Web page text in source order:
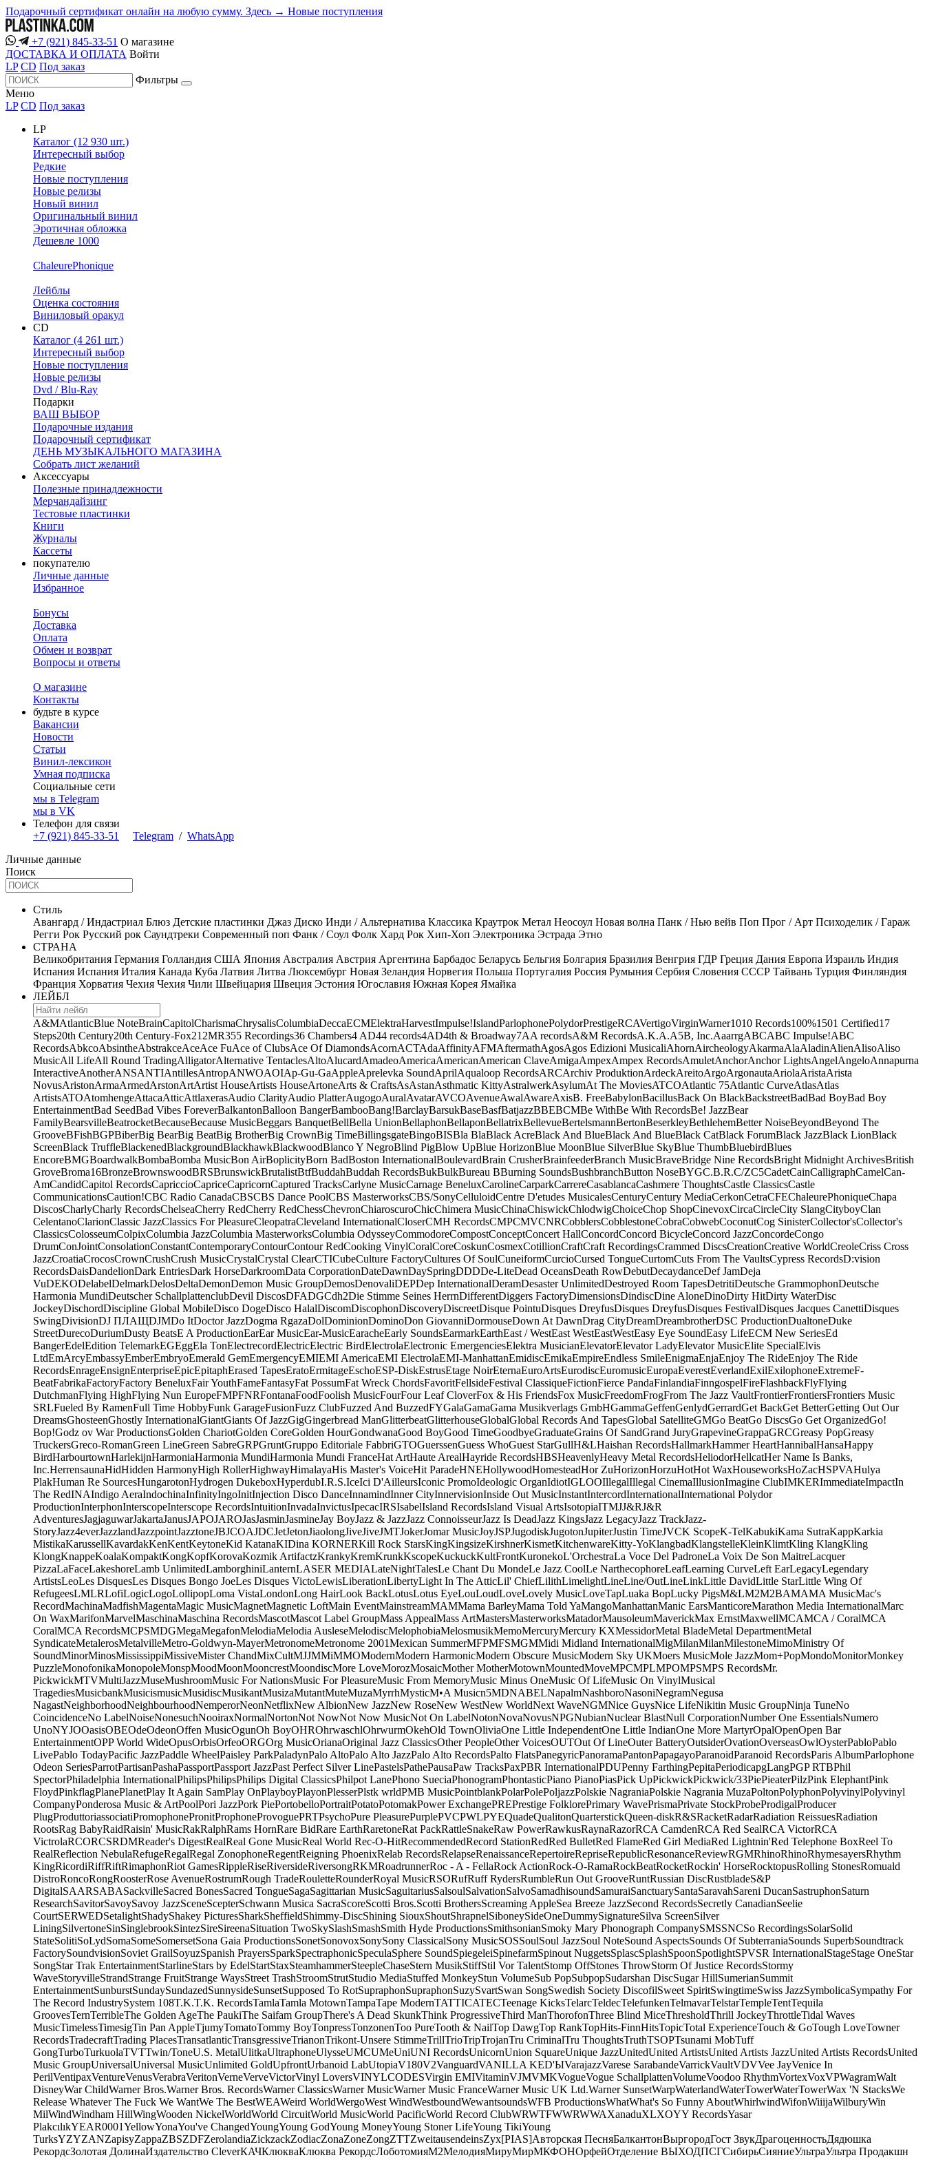
Подарочный сертификат онлайн на любую сумму. Здесь → Новые поступления
+7 (921) 845-33-51 О магазине
ДОСТАВКА И ОПЛАТА Войти
LP CD Под заказ
Фильтры
Меню
LP CD Под заказ
LP
Каталог (12 930 шт.)
Интересный выбор
Редкие
Новые поступления
Новые релизы
Новый винил
Оригинальный винил
Эротичная обложка
Дешевле 1000
ChaleurePhonique
Лейблы
Оценка состояния
Виниловый оракул
CD
Каталог (4 261 шт.)
Интересный выбор
Новые поступления
Новые релизы
Dvd / Blu-Ray
Подарки
ВАШ ВЫБОР
Подарочные издания
Подарочный сертификат
ДЕНЬ МУЗЫКАЛЬНОГО МАГАЗИНА
Собрать лист желаний
Аксессуары
Полезные принадлежности
Мерчандайзинг
Тестовые пластинки
Книги
Журналы
Кассеты
покупателю
Личные данные
Избранное
Бонусы
Доставка
Оплата
Обмен и возврат
Вопросы и ответы
О магазине
Контакты
будьте в курсе
Вакансии
Новости
Статьи
Винил-лексикон
Умная подписка
Социальные сети
мы в Telegram
мы в VK
Телефон для связи
+7 (921) 845-33-51
Telegram / WhatsApp
Личные данные
Поиск
Стиль
Авангард / Индастриал Блюз Детские пластинки Джаз Диско Инди / Альтернатива Классика Краутрок Метал Неосоул Новая волна Панк / Нью вейв Поп Прог / Арт Психоделик / Гараж
Регги Рок Русский рок Саундтреки Современный поп Фанк / Соул Фолк Хард Рок Хип-Хоп Электроника Эстрада Этно
СТРАНА
Великобритания Германия Голландия США Япония Австралия Австрия Аргентина Барбадос Беларусь Бельгия Болгария Бразилия Венгрия ГДР Греция Дания Европа Израиль Индия
Испания Испания Италия Канада Куба Латвия Литва Люксембург Новая Зеландия Норвегия Польша Португалия Россия Румыния Сербия Словения СССР Тайвань Турция Финляндия
Франция Хорватия Чехия Чехия Чили Швейцария Швеция Эстония Югославия Южная Корея Ямайка
ЛЕЙБЛ
A&MAtlanticBlue NoteBrainCapitolCharismaChrysalisColumbiaDeccaECMElektraHarvestImpulse!IslandParlophonePolydorPrestigeRCAVertigoVirginWarner1010 Records100%1501 Certified17
Steps20th Century20th Century-Fox21 2MR355 Recordings36 Chambers4 AD44 records4AD4th & Broadway7AA recordsA&M RecordsA.K.A.A5B, Inc.AaarrgABCABC Impulse!ABC
RecordsAbkcoAbsintheAbstrakceAceAce FuAce of ClubsAce Of DiamondsAcornACTAdaAffinityAFMAftermathAgosAgos Edizioni MusicaliAhornAircheologyAkarmaAlaAladinAlienAlisoAliso
MusicAll LifeAll Round TradingAlligatorAlternative TentaclesAltoAlucardAmadeoAmericaAmericanAmerican ClaveAmigaAmpexAmpex RecordsAmuletAnchorAnchor LightsAngelAngeloAnnapurna
InteractiveAnotherANSANTIAntillesAntropANWOAOIAp-Gu-GaAppleAprelevka SoundAprilAqualoop RecordsARCArchiv ProduktionArdeckAreitoArgoArgonautaAriolaAristaArista
NovusAristonArmaArmedArstonArtArtist HouseArtists HouseArtoneArts & CraftsAsAstanAsthmatic KittyAstralwerkAsylumAt The MoviesATCOAtlantic 75Atlantic CurveAtlasAtlas
ArtistsATOAtomhengeAttacaAtticAttlaxerasAudio ClarityAudio PlatterAugogoAuralAvatarAVCOAvenueAwalAwareAxisB. FreeBabylonBacillusBack On BlackBackstreetBadBad BoyBad Boy
EntertainmentBad SeedBad Vibes ForeverBalkantonBalloon BangerBambooBang!BarclayBarsukBaseBasfBatjazzBBEBCMBe WithBe With RecordsBe! JazzBear
FamilyBearsvilleBeatrocketBecauseBecause MusicBeggars BanquetBellBella UnionBellaphonBellaponBellatrixBellevueBertelsmannBertonBeserkleyBethlehemBetter NoiseBeyondBeyond The
GrooveBFishBGPBiberBig BearBig BeatBig BrotherBig CrownBig TimeBillingsgateBingoBISBla BlaBlack AcreBlack And BlueBlack And BlueBlack CatBlack ForumBlack JazzBlack LionBlack
ScreenBlack TruffleBlackenedBlackgroundBlackhawkBlackwoodBlanco Y NegroBlind PigBlow UpBlue HorizonBlue MoonBlue SilverBlue SkyBlue ThumbBluebirdBlues
EncoreBMGBoardwalkBombaBomba MusicBon AirBoplicityBorn BadBoston InternationalBoulevardBrain CrusherBrainfeederBranch MusicBraveBridge Nine RecordsBright Midnight ArchivesBritish
GroveBroma16BronzeBrownswoodBRSBrunswickBrutalistBtfBuddahBuddah RecordsBukBulkBureau BBurning SoundsBushbranchButton NoseBYGC.B.R.C/ZC5CadetCainCalligraphCamelCan-
AmCandidCapitol RecordsCapriccioCapriceCapricornCaptured TracksCarlyne MusicCarnage BeneluxCarolineCarparkCarrereCasablancaCashmere ThoughtsCastle ClassicsCastle
CommunicationsCaution!CBC Radio CanadaCBSCBS Dance PoolCBS MasterworksCBS/SonyCelluloidCentre D'etudes MusicalesCenturyCentury MediaCerkonCetraCFEChaleurePhoniqueChapa
DiscosCharlyCharly RecordsChelseaCherry RedCherry RedChessChevronChiaroscuroChicChimera MusicChinaChiswickChlodwigChoiceChop ShopCinevoxCircaCircleCity SlangCityboyClan
CelentanoClarionClassic JazzClassics For PleasureCleopatraCleveland InternationalCloserCMH RecordsCMPCMVCNRCobblersCobblestoneCobraCobwebCoconutCog SinisterCollector'sCollector's
ClassicsColosseumColpixColumbia JazzColumbia MasterworksColumbia OdysseyCommodoreCompostConceptConcert HallConcordConcord BicycleConcord JazzConcordeCongo
DrumConJointConsolationConstantContemporaryContourContour RedCooking VinylCoralCoreCoskunCosmexCotillionCraftCraft RecordingsCrammed DiscsCreationCreative WorldCreoleCriss Cross
JazzCroatiaCrocosCrownCrushCrush MusicCrystalCrystal ClearCTICubeCulture FactoryCultures Of SoulCuneiformCurcioCursed TongueCurtomCuts From The VaultsCypress RecordsD:vision
RecordsDaisDandelionDark EntriesDark HorseDarkroomData CorporationDateDawnDaySpringDDDDe-LiteDead OceansDeath RowDebutDecaydanceDef JamDeja
VuDEKODelabelDelmarkDelosDeltaDemonDemon Music GroupDemosDenovaliDEPDep InternationalDeramDesaster UnlimitedDestroyed Room TapesDetritiDeutsche GrammophonDeutsche
Harmonia MundiDeutscher SchallplattenclubDevil DiscosDFADGCdh2Die Stimme Seines HerrnDifferentDiggers FactoryDimensionsDindiscDine AloneDinoDirty HitDirty WaterDisc
JockeyDischordDiscipline Global MobileDisco DogeDisco HalalDiscomDiscophonDiscoveryDiscreetDisque PointuDisques DreyfusDisques DreyfusDisques FestivalDisques Jacques CanettiDisques
SwingDivisionDJ ПЛАЩDJMDo ItDoctor JazzDogma RgazaDolDominionDominoDon GiovanniDormouseDown At DawnDrag CityDreamDreambrotherDSC ProductionDualtoneDuke
StreetDurecoDuriumDusty BeatsE A ProductionEarEar MusicEar-MusicEaracheEarly SoundsEarmarkEarthEast / WestEast WestEastWestEasy Eye SoundEasy LifeECM New SeriesEd
BangerEdelEdition TelemarkEGEggEla TonElectrecordElectricElectric BirdElectrolaElectronic EmergenciesElektra MusicianElevatorElevator LadyElevator MusicElite SpecialElvis
LtdEmArcyEmbassyEmberEmbryoEmerald GemEmergencyEMIEMI AmericaEMI ElectrolaEMI-ManhattanEmidiscEmikaEmpireEndless SmileEnigmaEnjaEnjoy The RideEnjoy The Ride
RecordsEnrageEnsignEnterpriseEpicEpitaphErased TapesEratoErmitageEschoESP-DiskEstrusEtage NoirEternaEuroArtsEurodiscEuromusicEuropaEverestEverlandExilExilophoneExtremeF-
BeatFabrikaFactoryFactory BeneluxFair YouthFameFantasyFat PossumFat Wreck ChordsFavoritFellsideFestival ClassiqueFictionFierce PandaFinlandiaFinngospelFireFlashbackFlyFlying
DutchmanFlying HighFlying Nun EuropeFMPFNRFontanaFoodFoolish MusicFourFour Leaf CloverFox & His FriendsFox MusicFreedomFrogFrom The Jazz VaultFrontierFrontiersFrontiers Music
SRLFueled By RamenFull Time HobbyFunk GarageFusionFuzz ClubFuzzed And BuzzedFYGalaGamaGama Musikverlags GmbHGammaGeffenGenlydGerrardGet BackGet BetterGetting Out Our
DreamsGhosteenGhostly InternationalGiantGiants Of JazzGigGingerbread ManGlitterbeatGlitterhouseGlobalGlobal Records And TapesGlobal SatelliteGMGo BeatGo DiscsGo Get OrganizedGo!
Bop!Godz ov War ProductionsGolden ChariotGolden CoreGolden HourGondwanaGood BoyGood TimeGoodbyeGraduateGrains Of SandGrand JuryGrapevineGrappaGRCGreasy PopGreasy
TruckersGreco-RomanGreen LineGreen SabreGRPGruntGruppo Editoriale FabbriGTOGuerssenGuess WhoGuest StarGullH&LHaishan RecordsHallmarkHammer HeartHannibalHansaHappy
BirdHarbourtownHarlekijnHarmoniaHarmonia MundiHarmonia Mundi FranceHat ArtHaute ArealHayride RecordsHBSHeavenlyHeavy Metal RecordsHeliodorHellcatHer Name Is Banks,
Inc.HerrensaunaHidHidden HarmonyHigh RollerHighwayHimalayaHis Master's VoiceHit ParadeHNEHollywoodHomesteadHor ZuHorizonHorzuHotHot WaxHouseworksHoZacHSPVAHulya
PlakHuman Re SourcesHungarotonHydrogen DukeboxHyperdubI.R.S.IceIci D'AilleursIconic PromoIdeologic OrganIdiotIGLOOIllegalIllegal CinemaIllusionImagine ClubIMKERImmediateImpactIn
The RedINAIndigo AeraIndochinaInfinityIngoInitInjection Disco DanceInnamindInner CityInnervisionInside Out MusicInstantIntercordInternationalInternational Polydor
ProductionInterphonInterscopeInterscope RecordsIntuitionInvadaInvictusIpecacIRSIsabelIsland RecordsIsland Visual ArtsIsotopiaITMJJ&RJ&R
AdventuresJagjaguwarJakartaJanusJAPOJAROJasJasminJasmineJay BoyJazz & JazzJazz ConnoisseurJazz Is DeadJazz KingsJazz LegacyJazz TrackJazz-
StoryJazz4everJazzlandJazzpointJazztoneJBJCOAJDCJetJetonJiaolongJiveJiveJMTJokerJomar MusicJoyJSPJugodiskJugotonJupiterJustin TimeJVCK ScopeK-TelKabukiKama SutraKappKarkia
MistikaKarussellKavardakKenKentKeytoneKid KatanaKIDina KORNERKill Rock StarsKingKingsizeKirshnerKismetKitchenwareKitty-YoKlangbadKlangstelleKleinKlimtKling KlangKling
KlongKnappeKoalaKompaktKongKopfKorovaKozmik ArtifactzKrankyKremKrunkKscopeKuckuckKultFrontKuronekoL'OrchestraLa Voce Del PadroneLa Voix De Son MaitreLacquer
PizzaLaFaceLakeshoreLamb UnlimitedLamborghiniLanternLASER MEDIALateNightTalesLe Chant Du MondeLe Jazz CoolLe NarthecophoreLeafLearning CurveLeft EarLegacyLegendary
ArtistsLeoLes DisquesLes Disques Bongo JoeLes Disques VictoLewisLiberationLibertyLight In The AtticLil' ChiefLilithLimelightLineLine/OutLineLinkLittle DavidLittle StarLittle Wing Of
RefugeesLMLRLofiLogicLogoLollipopLoma VistaLondonLong HairLook BackLotusLotus EyeLouLoudLoveLovely MusicLoveTapLuaka BopLucky PigsM&LM2M2BAMAMA MusicMac's
RecordMachinaMadfishMagentaMagic MusicMagnetMagnetic LoftMain EventMainstreamMAMMama BarleyMama Told YaMangoManhattanManic EarsManticoreMarathon Media InternationalMarc
On WaxMarifonMarvelMaschinaMaschina RecordsMascotMascot Label GroupMass AppealMass ArtMastersMasterworksMatadorMausoleumMaverickMax ErnstMaxwellMCAMCA / CoralMCA
CoralMCA RecordsMCPSMDGMegaMegafonMelodiaMelodia AusleseMelodiscMelophobiaMelosmusikMemoMercuryMercury KXMessidorMetal BladeMetal DepartmentMetal
SyndicateMetalerosMetalvilleMetro-Goldwyn-MayerMetronomeMetronome 2001Mexican SummerMFPMFSMGMMidi Midland InternationalMigMilanMilanMilestoneMimoMinistry Of
SoundMinorMinosMississippiMissiveMister ChandMixCultMJJMMiMMOModernModern HarmonicModern Obscure MusicModern Sky UKMoers MusicMole JazzMom+PopMondoMonitorMonkey
PuzzleMonofonikaMonopoleMonspMoodMoonMooncrestMoondiscMore LoveMorozMosaicMother MotherMotownMountedMoveMPCMPLMPOMPSMPS RecordsMr.
PickwickMTVMultiJazzMuseMushroomMusic For NationsMusic For PleasureMusic From MemoryMusic Minus OneMusic Of LifeMusic On VinylMusical
TragediesMusicbankMusicismusicMusidiscMusikantMusizaMutantMuteMuzaMyrrhMysticM•A Musicn5MDNABELNapalmNashboroNasoniNegramNegusa
NagastNeighborhoodNeighbourhoodNemperorNeonNetflixNew AlbionNew JazzNew RoseNew WestNew WorldNext WaveNGMNice GuysNice LifeNikitin Music GroupNinja TuneNo
CoincidenceNo LabelNoiseNonesuchNooiraxNormalNortonNot NowNot Now MusicNot On LabelNotonNovaNovusNPGNubianNuclear BlastNull CorporationNumber One EssentialsNumero
UnoNYJOOasisOBEOdeOdeonOffen MusicOgunOh BoyOHROhrwaschlOhrwurmOkehOld TownOliviaOne Little IndependentOne Little IndianOne More MartyrOpalOpenOpen Bar
EntertainmentOPP World WideOpusOrbisOrfeoORGOrg MusicOrianaOriginal Jazz ClassicsOther PeopleOther VoicesOUTOut Of LineOuter BatteryOutsiderOvationOverseasOwlOysterPabloPablo
LivePablo TodayPacific JazzPaddle WheelPaisley ParkPaladynPalo AltoPalo Alto JazzPalo Alto RecordsPalto FlatsPanegyricPanoramaPantonPapagayoParanoidParanoid RecordsParis AlbumParlophone
Odeon SeriesParrotPartisanPashaPassportPassport JazzPast Perfect Silver LinePastelsPathePausaPaw TracksPaxPBR InternationalPDUPenny FarthingPepitaPeriodicapgLangPGP RTBPhil
SpectorPhiladelphia InternationalPhilipsPhilipsPhilips Digital ClassicsPhilpot LanePhono SueciaPhonogramPhontasticPiano PianoPiasPick UpPickwickPickwick/33PiePieaterPilzPink ElephantPink
FloydPinkflagPlanePlanetPlay It Again SamPlay OnPlayboyPlayonPlesserPlstk wrldPMB MusicPointblankPolarPolePoljazzPolskie NagraniaPolskie Nagrania MuzaPoltonPolyphonPolyvinylPolyvinyl
CompanyPonderosa Music & ArtPoolPori JazzPork PiePortobelloPortraitPotatoPotomakPower ExchangePREPrestige FolklorePrimary WavePrismaPrivate StockProbeProdigalProducer
PlugProduttoriassociatiPromophonePronitProphoneProvoguePRTPsychoPure PleasurePurplePVCPWLPYEQuadeQualitonQuarterstickQueen-diskR&SRacketRadarRadiation ReissuesRadiation
RootsRag BabyRaidRaisin' MusicRakRalphRams HornRare BidRare EarthRaretoneRat PackRattleSnakeRaw PowerRawkusRaynaRazorRCA CamdenRCA Red SealRCA VictorRCA
VictrolaRCORCSRDMReader's DigestRealReal Gone MusicReal World Rec-O-HitRecommendedRecord StationRedRed BulletRed FlameRed Girl MediaRed Lightnin'Red Telephone BoxReel To
RealReflection NebulaRefugeRegalRegal ZonophoneRegentReigning PhoenixRelab RecordsRelapseRenaissanceRepertoireRepriseRepublicResonanceReviewRGMRhinoRhinoRhymesayersRhythm
KingRicordiRiffRiftRimaphonRiot GamesRippleRiseRiversideRiversongRKMRoadrunnerRoc - A - FellaRock ActionRock-O-RamaRockBeatRocketRockin' HorseRocktopusRolling StonesRomuald
DistroRoncoRongRoosterRose AvenueRostrumRough TradeRouletteRounderRoyal MusicRSORufRuff RydersRumbleRun Out GrooveRuntRussian DiscRustbladeS&P
DigitalSAARSABASackvilleSacred BonesSacred TongueSagaSagittarian MusicSaguitariusSalsoulSalvationSalvoSamadhisoundSamuraiSanctuarySantaSaravahSareni DucanSastruphonSaturn
ResearchSavitorSavoySavoy JazzSceneScepterSchwann Musica SacraScoreScotti Bros.Scotti BrothersScreaming AppleSea Breeze JazzSecond RecordsSecretly CanadianSeelie
CourtSERWEDSetalightShadyShakey PicturesSharkSheffieldShimmy-DiscShining SiouxShoutShrapnelSiboneySideOneDummySignatureSilva ScreenSilver
LiningSilvertoneSinSinglebrookSintezSireSireenaSituation TwoSkySlashSmashSmith Hyde ProductionsSmithsonianSmoky Mary Phonograph CompanySMSSNCSo RecordingsSolarSolid
StateSolitiSoLydSomaSomeSomersetSona Gaia ProductionsSonetSonovoxSonySony ClassicalSony MusicSOSSoulSoul JazzSoul NoteSound AspectsSounds Of SubterraniaSounds SuperbSoundtrack
FactorySoundvisionSoviet GrailSoyuzSpanish PrayersSparkSpectraphonicSpeculaSphere SoundSpiegeleiSpinefarmSpinout NuggetsSplascSplashSpoonSpotlightSPVSR InternationalStageStage OneStar
SongStar Trak EntertainmentStarlineStars by EdelStartStaxSteamhammerSteepleChaseStern MusikStiffStil Vor TalentStomp OffStones ThrowStorm Of Justice RecordsStormy
WaveStoryvilleStrandStrange FruitStrange WaysStreet TrashStroomStrutStudio MediaStuffed MonkeyStun VolumeSub PopSubpopSudarshan DiscSugar HillSumerianSummit
EntertainmentSunburstSundaySundazedSunnysideSunsetSupposed To RotSupraphonSupraphonSuzySvartSwan SongSwedish Society DiscofilSweet SpiritSwingtimeSwiss JazzSymbolicaSympathy For
The Record IndustrySystem 108T.K.T.K. RecordsTamlaTamla MotownTampaTape ModernTATTICATECTeenage KicksTelarcTeldecTelefunkenTelmavarTelstarTempleTentTequila
GroovesTernTerribleThe Golden AgeThe PaukiThe Saifam GroupThere's A Dead SkunkThink ProgressiveThird ManThorofonThree Blind MiceThresholdThrill JockeyThrottleTidal Waves
MusicTimelessTimesigTin Pan AppleTjumyTomatoTommy BoyTonpressTonzonenToo PureTooth & NailTop DawgTop RankTopHits-FinnHitsTopicTotal ExperienceTouch & GoTough LoveTowner
RecordsTradecraftTrading PlacesTransatlanticTransgressiveTrianonTrikont-Unsere StimmeTrillTrioTripTrojanTru CriminalTru ThoughtsTruthTSOPTsunami MobTuff
GongTurboTurkuolaTVTTwin/ToneU.S. MetalUlitkaUltraphoneUlysseUMCUMeUniUNI RecordsUnicornUnion SquareUnique JazzUnitedUnited ArtistsUnited Artists JazzUnited Artists RecordsUnited
Music GroupUniversalUniversal MusicUnlimited GoldUpfrontUrbanoid LabUtopiaV180V2VanguardVANILLA KED'ЫVarajazzVarese SarabandeVarrickVaultVDVVee JayVenice In
PerilVentipaxVentureVenusVerabraVeritonVerneVerveVictorVinyl LoversVINYLCODESVirgin EMIVitaminVJMVMKVogueVogue SchallplattenVolumeVoodoo RhythmVortexVoxVPWagramWalt
DisneyWar ChildWarner Bros.Warner Bros. RecordsWarner ClassicsWarner MusicWarner Music FranceWarner Music UK Ltd.Warner SunsetWarpWaterlandWaterTowerWaterTowerWax 'N StacksWe
Release Whatever The Fuck We WantWe The BestWEAWeird WorldWergoWest WindWestboundWewantsoundsWFB ProductionsWhatWhat's So Funny AboutWhirlwindWifonWiiijaWilburyWin
MilWindWindham HillWingWooden NickelWorldWorld CircuitWorld MusicWorld PacificWorld Record ClubWRWTFWWRWWAXanaduXLXOYY RecordsYasar
PlakcılıkYEAR0001YellowYonaYou've ChangedYoungYoung GodYoung MoneyYoung Stoner LifeYoung TikiYoung
TurksYZYZANZapisyZappaZBSZDFZerolandiaZickzackZodiacZonaZoneZongZTTZweitausendeinsZyx[PIAS]Авторская ПесняБалкантонВыргородГост ЗвукДрагоценностьДядюшка
РекордсЗолотая ДолинаИздательство CleverКАЧКлюкваКлюква РекордсЛоботомияМ2МелодияМируМирМКФОНОрфейОтделение ВЫХОДПСГСибирьСияниеУльтраУльтра Продакшн